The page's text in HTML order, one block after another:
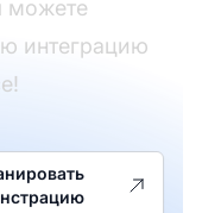
можете
интеграцию